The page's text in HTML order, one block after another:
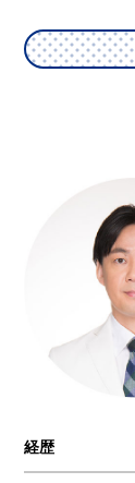
経歴